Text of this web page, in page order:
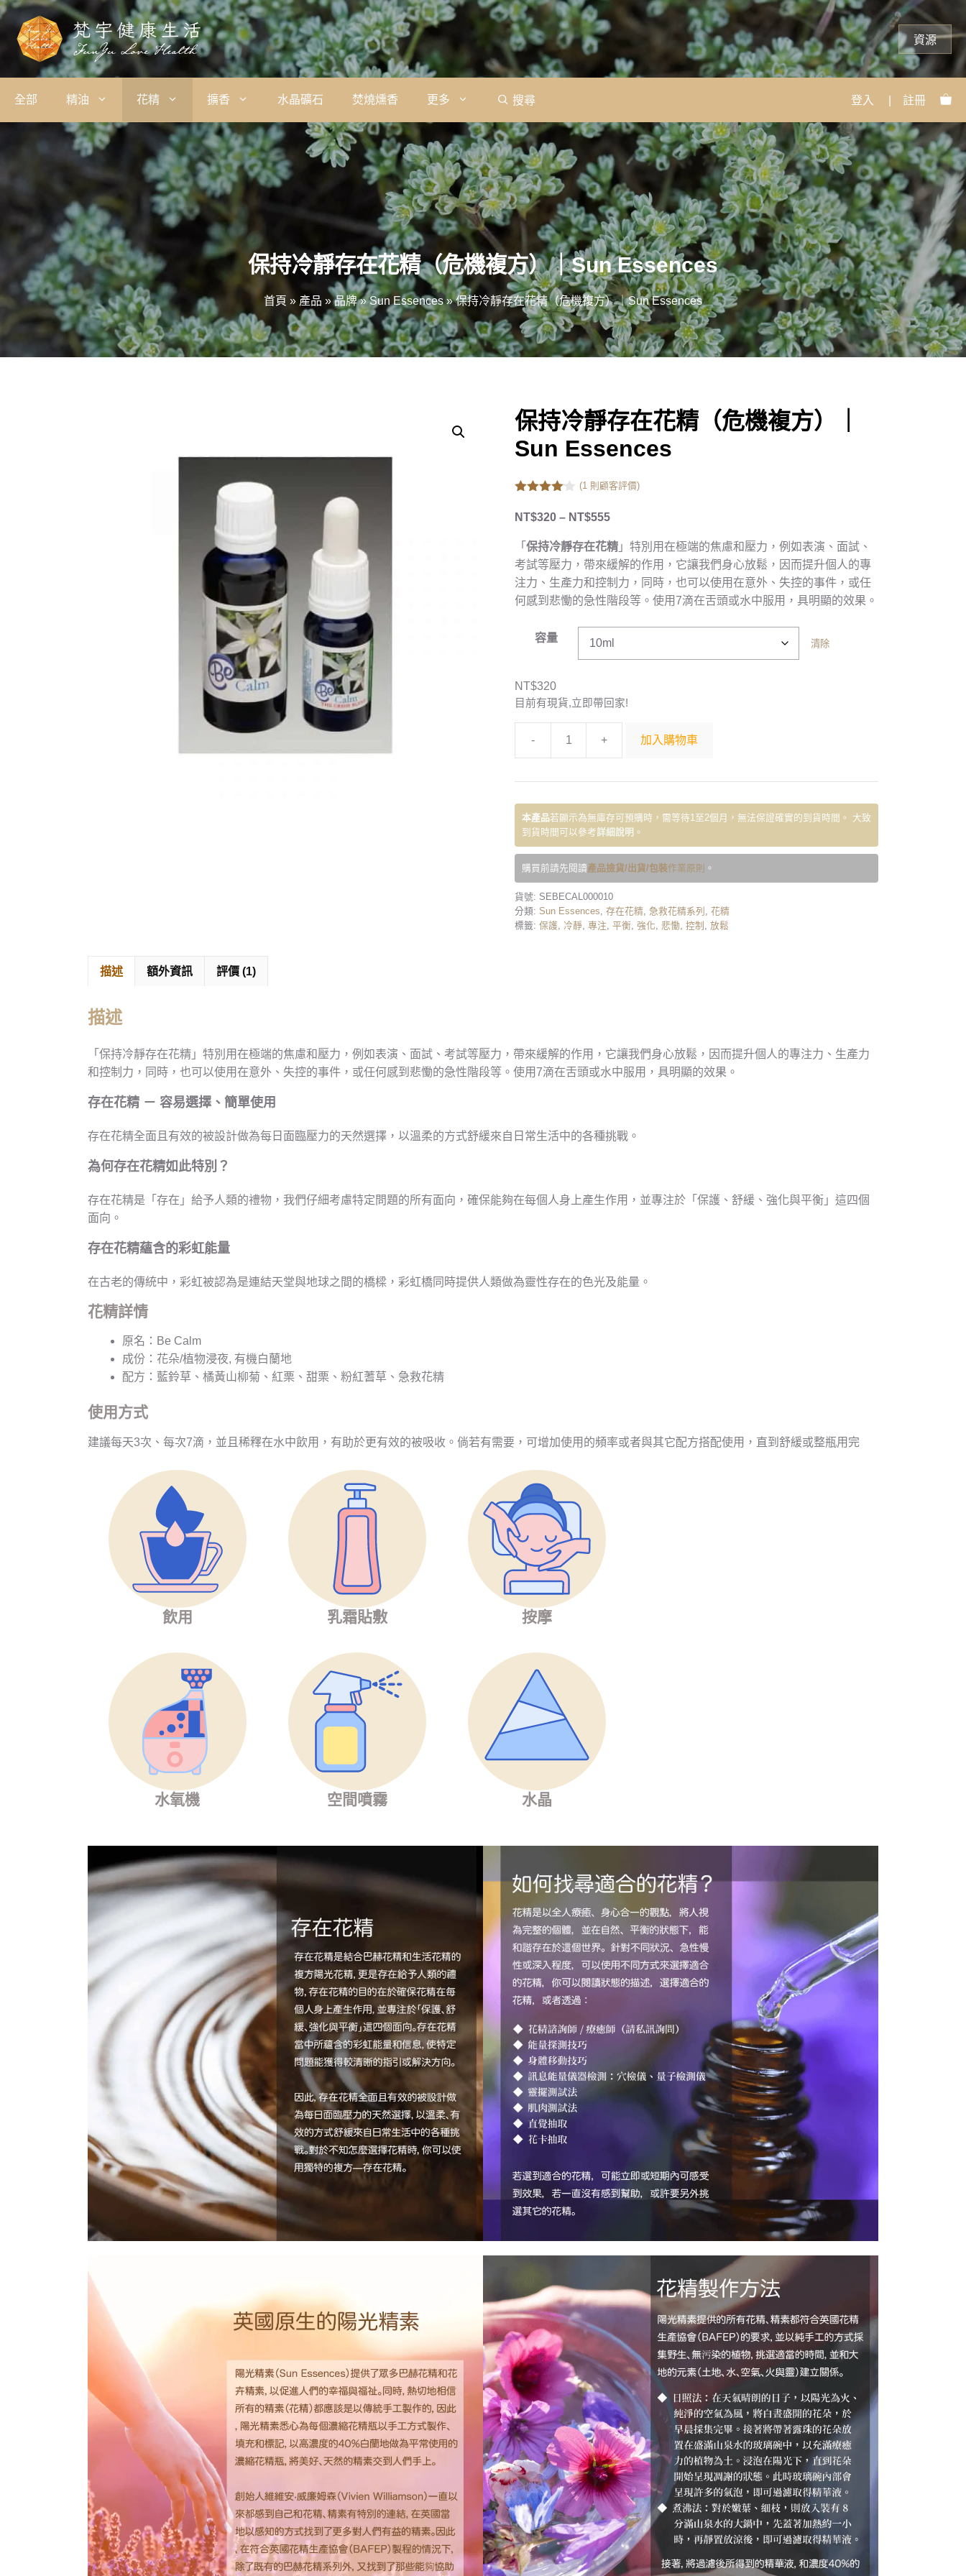
資源
全部 精油 花精 擴香 水晶礦石 焚燒燻香 更多 搜尋 登入 註冊
保持冷靜存在花精（危機複方）｜Sun Essences
首頁 » 產品 » 品牌 » Sun Essences » 保持冷靜存在花精（危機複方）｜Sun Essences
保持冷靜存在花精（危機複方）｜
Sun Essences
of 5
(1 則顧客評價)
NT$320 – NT$555
「 保持冷靜存在花精 」特別用在極端的焦慮和壓力，例如表演、面試、
考試等壓力，帶來緩解的作用，它讓我們身心放鬆，因而提升個人的專
注力、生產力和控制力，同時，也可以使用在意外、失控的事件，或任
何感到悲慟的急性階段等。使用7滴在舌頭或水中服用，具明顯的效果。
容量 清除
NT$320
目前有現貨,立即帶回家!
- + 加入購物車
本產品若顯示為無庫存可預購時，需等待1至2個月，無法保證確實的到貨時間。 大致
到貨時間可以參考詳細說明 。
購買前請先閱讀產品撿貨/出貨/包裝作業原則 。
貨號: SEBECAL000010
分類: Sun Essences 存在花精 急救花精系列 花精
標籤: 保護 冷靜 專注 平衡 強化 悲慟 控制 放鬆
描述 額外資訊 評價 (1)
描述
「保持冷靜存在花精」特別用在極端的焦慮和壓力，例如表演、面試、考試等壓力，帶來緩解的作用，它讓我們身心放鬆，因而提升個人的專注力、生產力
和控制力，同時，也可以使用在意外、失控的事件，或任何感到悲慟的急性階段等。使用7滴在舌頭或水中服用，具明顯的效果。
存在花精 － 容易選擇、簡單使用
存在花精全面且有效的被設計做為每日面臨壓力的天然選擇，以溫柔的方式舒緩來自日常生活中的各種挑戰。
為何存在花精如此特別？
存在花精是「存在」給予人類的禮物，我們仔細考慮特定問題的所有面向，確保能夠在每個人身上產生作用，並專注於「保護、舒緩、強化與平衡」這四個
面向。
存在花精蘊含的彩虹能量
在古老的傳統中，彩虹被認為是連結天堂與地球之間的橋樑，彩虹橋同時提供人類做為靈性存在的色光及能量。
花精詳情
原名：Be Calm
成份：花朵/植物浸夜, 有機白蘭地
配方：藍鈴草、橘黃山柳菊、紅栗、甜栗、粉紅蓍草、急救花精
使用方式
建議每天3次、每次7滴，並且稀釋在水中飲用，有助於更有效的被吸收。倘若有需要，可增加使用的頻率或者與其它配方搭配使用，直到舒緩或整瓶用完
飲用 乳霜貼敷 按摩
水氧機 空間噴霧 水晶